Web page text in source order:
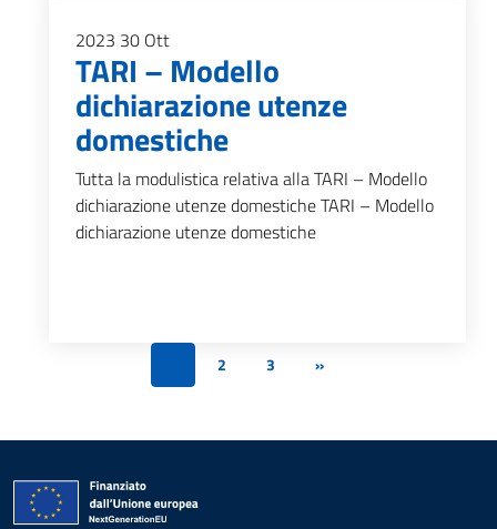
2023 30 Ott
TARI – Modello
dichiarazione utenze
domestiche
Tutta la modulistica relativa alla TARI – Modello
dichiarazione utenze domestiche TARI – Modello
dichiarazione utenze domestiche
2 3 »